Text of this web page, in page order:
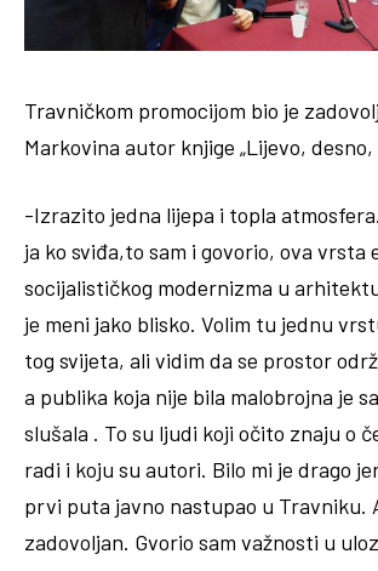
Travničkom promocijom bio je
Markovina autor knjige „Lijevo,
-Izrazito jedna lijepa i topla
ja ko sviđa,to sam i govorio, ova vrsta
socijalističkog modernizma u
je meni jako blisko. Volim tu jednu
tog svijeta, ali vidim da se prostor
a publika koja nije bila malobrojna je
slušala . To su ljudi koji očito znaju o
radi i koju su autori. Bilo mi je drago
prvi puta javno nastupao u Travniku.
zadovoljan. Gvorio sam važnosti u